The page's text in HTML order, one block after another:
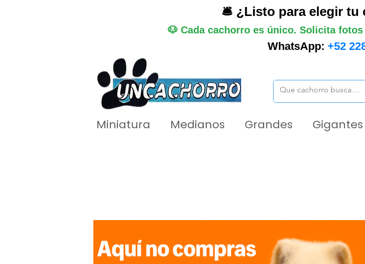
🛎️ ¿Listo para elegir tu
🐶 Cada cachorro es único. Solicita
WhatsApp: +52
Miniatura Medianos Grandes Gigantes